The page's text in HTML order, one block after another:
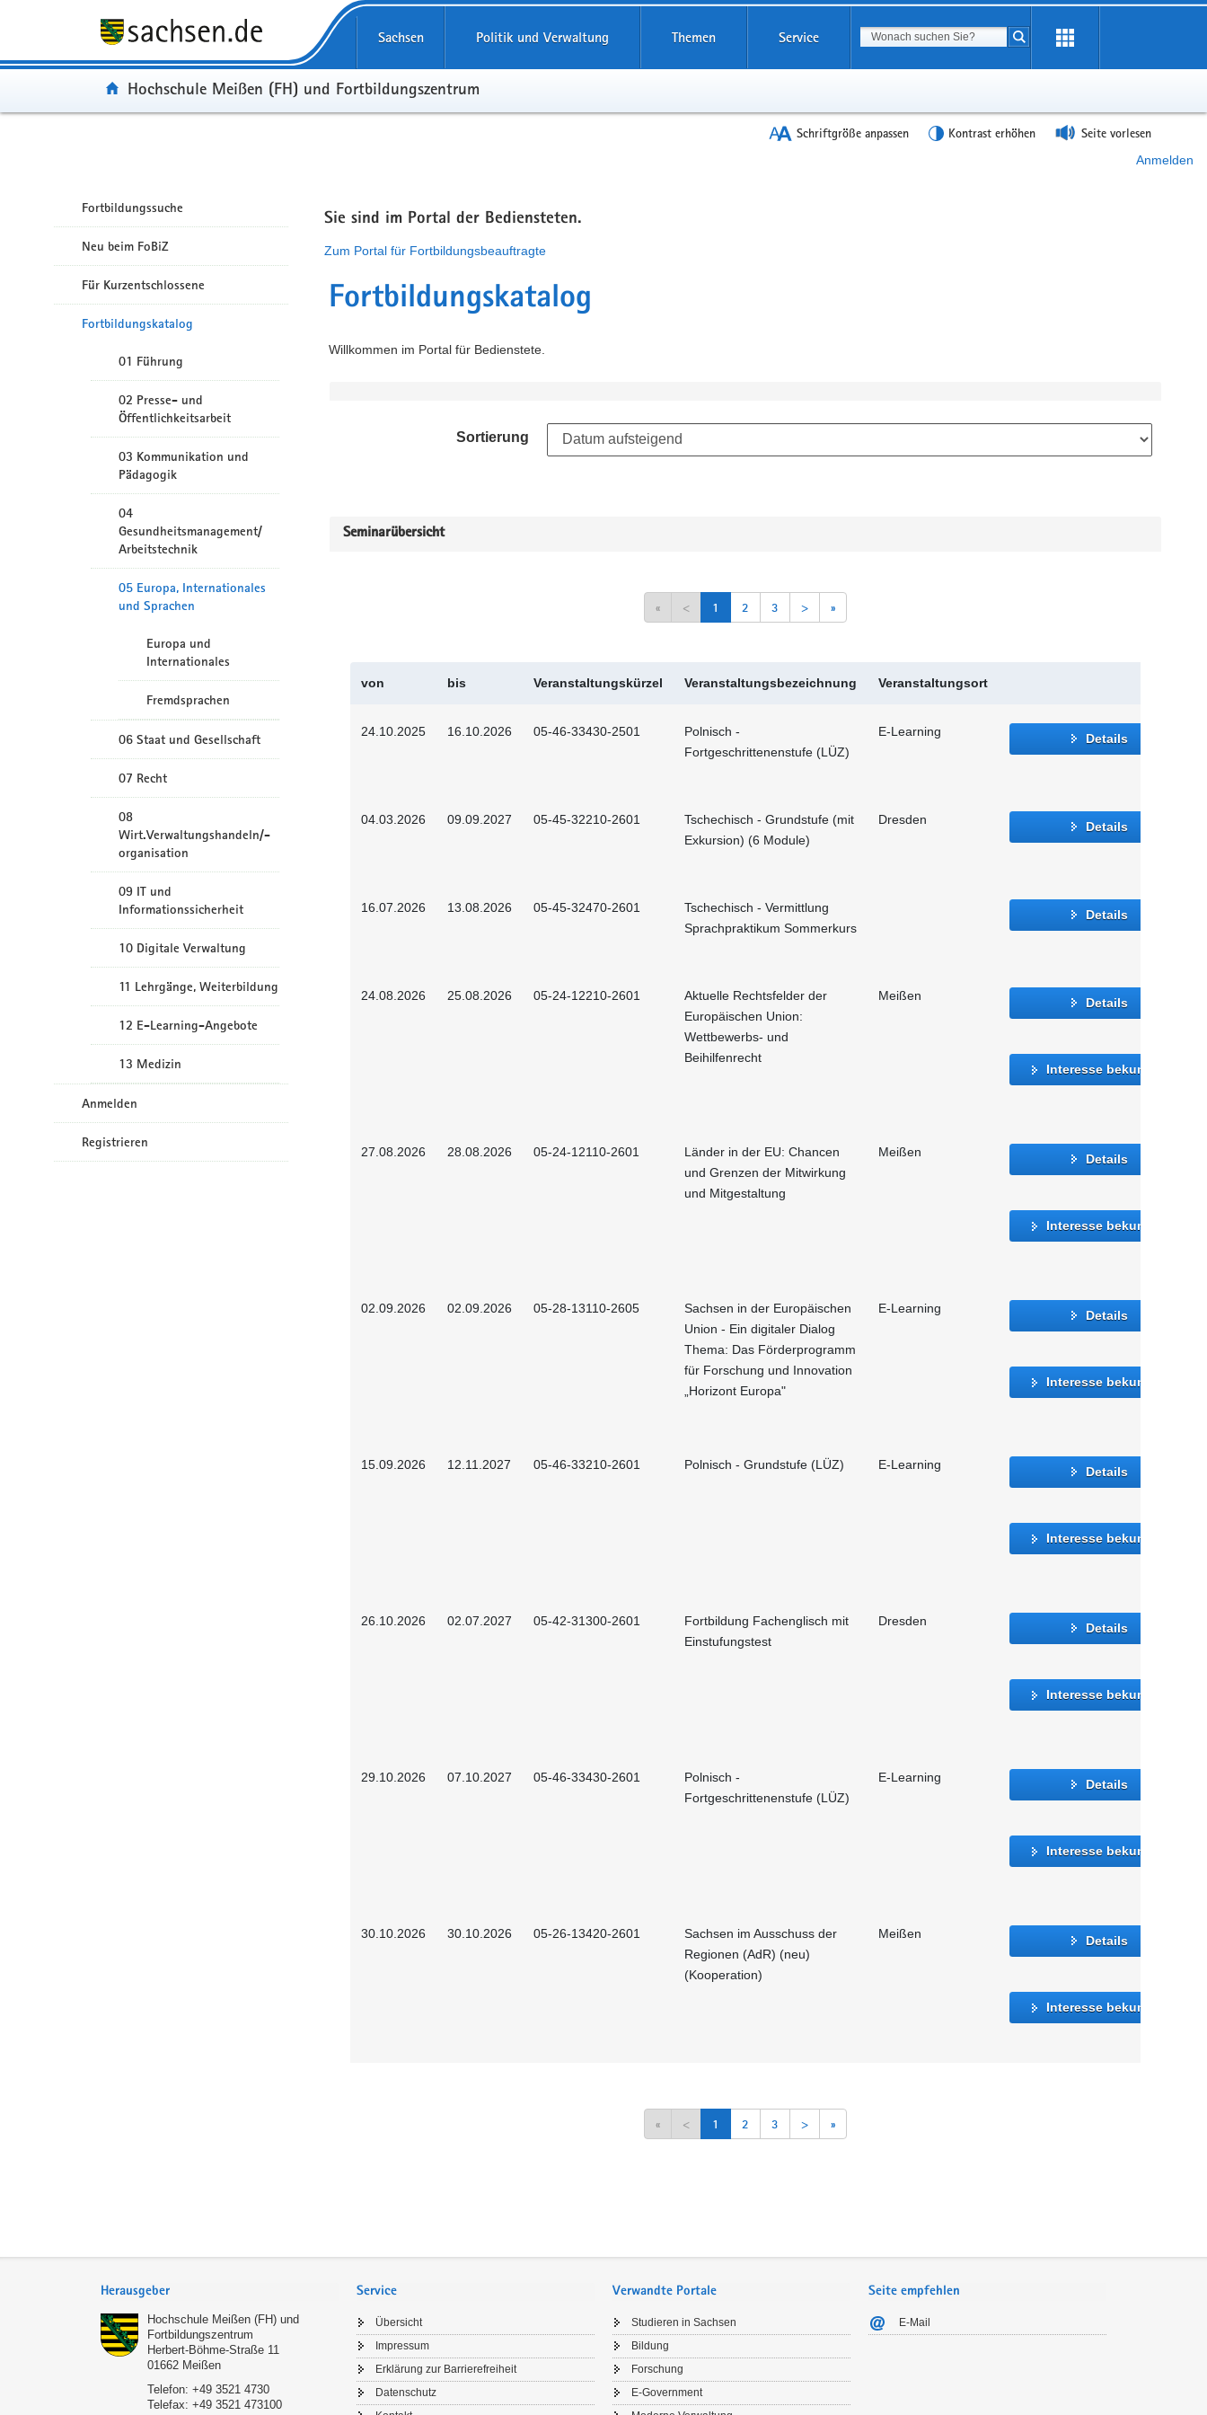
Sachsen Politik und Verwaltung Themen Service Suchbegriff
Suche starten
Portal:
Hochschule Meißen (FH) und Fortbildungszentrum
Schriftgröße anpassen Kontrast erhöhen Seite vorlesen
Anmelden
Fortbildungssuche
Neu beim FoBiZ
Für Kurzentschlossene
Fortbildungskatalog
01 Führung
02 Presse- und
Öffentlichkeitsarbeit
03 Kommunikation und
Pädagogik
04
Gesundheitsmanagement/
Arbeitstechnik
05 Europa, Internationales
und Sprachen
Europa und
Internationales
Fremdsprachen
06 Staat und Gesellschaft
07 Recht
08
Wirt.Verwaltungshandeln/-
organisation
09 IT und
Informationssicherheit
10 Digitale Verwaltung
11 Lehrgänge, Weiterbildung
12 E-Learning-Angebote
13 Medizin
Anmelden
Registrieren
Sie sind im Portal der Bediensteten.
Zum Portal für Fortbildungsbeauftragte
Fortbildungskatalog
Willkommen im Portal für Bedienstete.
Sortierung
Seminarübersicht
« < 1 2 3 > »
von bis Veranstaltungskürzel Veranstaltungsbezeichnung Veranstaltungsort
24.10.2025 16.10.2026 05-46-33430-2501
Polnisch -
Fortgeschrittenenstufe (LÜZ)
E-Learning Details
04.03.2026 09.09.2027 05-45-32210-2601
Tschechisch - Grundstufe (mit
Exkursion) (6 Module)
Dresden Details
16.07.2026 13.08.2026 05-45-32470-2601
Tschechisch - Vermittlung
Sprachpraktikum Sommerkurs
Details
24.08.2026 25.08.2026 05-24-12210-2601
Aktuelle Rechtsfelder der
Europäischen Union:
Wettbewerbs- und
Beihilfenrecht
Meißen Details
Interesse bekunden
27.08.2026 28.08.2026 05-24-12110-2601
Länder in der EU: Chancen
und Grenzen der Mitwirkung
und Mitgestaltung
Meißen Details
Interesse bekunden
02.09.2026 02.09.2026 05-28-13110-2605
Sachsen in der Europäischen
Union - Ein digitaler Dialog
Thema: Das Förderprogramm
für Forschung und Innovation
„Horizont Europa"
E-Learning Details
Interesse bekunden
15.09.2026 12.11.2027 05-46-33210-2601 Polnisch - Grundstufe (LÜZ) E-Learning Details
Interesse bekunden
26.10.2026 02.07.2027 05-42-31300-2601
Fortbildung Fachenglisch mit
Einstufungstest
Dresden Details
Interesse bekunden
29.10.2026 07.10.2027 05-46-33430-2601
Polnisch -
Fortgeschrittenenstufe (LÜZ)
E-Learning Details
Interesse bekunden
30.10.2026 30.10.2026 05-26-13420-2601
Sachsen im Ausschuss der
Regionen (AdR) (neu)
(Kooperation)
Meißen Details
Interesse bekunden
« < 1 2 3 > »
Herausgeber
Hochschule Meißen (FH) und
Fortbildungszentrum
Herbert-Böhme-Straße 11
01662 Meißen
Telefon: +49 3521 4730
Telefax: +49 3521 473100
Service
Übersicht
Impressum
Erklärung zur Barrierefreiheit
Datenschutz
Verwandte Portale
Studieren in Sachsen
Bildung
Forschung
E-Government
Seite empfehlen
E-Mail